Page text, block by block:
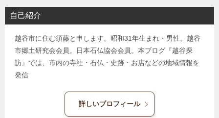
シ自己紹介
越谷市に住む須藤と申します。昭和31年生まれ・男性。越谷
市郷土研究会会員。日本石仏協会会員。本ブログ『越谷探
訪』では、市内の寺社・石仏・史跡・お店などの地域情報を
発信
詳しいブロフィール